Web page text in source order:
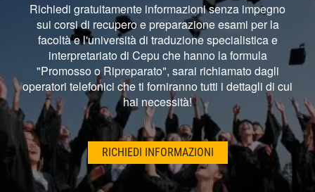
Richiedi gratuitamente informazioni senza impegno
sui corsi di recupero e preparazione esami per la
facoltà e l'università di traduzione specialistica e
interpretariato di Cepu che hanno la formula
"Promosso o Ripreparato", sarai richiamato dagli
operatori telefonici che ti forniranno tutti i dettagli di cui
hai necessità!
RICHIEDI INFORMAZIONI